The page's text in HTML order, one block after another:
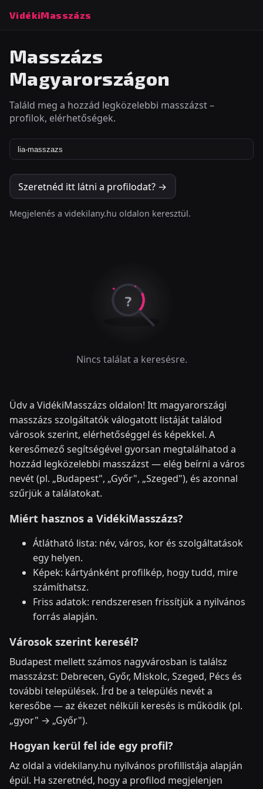
VidékiMasszázs
Masszázs
Magyarországon
Találd meg a hozzád legközelebbi masszázst –
profilok, elérhetőségek.
Szeretnéd itt látni a profilodat? →
Megjelenés a videkilany.hu oldalon keresztül.
Nincs találat a keresésre.
Üdv a VidékiMasszázs oldalon! Itt magyarországi
masszázs szolgáltatók válogatott listáját találod
városok szerint, elérhetőséggel és képekkel. A
keresőmező segítségével gyorsan megtalálhatod a
hozzád legközelebbi masszázst — elég beírni a város
nevét (pl. „Budapest", „Győr", „Szeged"), és azonnal
szűrjük a találatokat.
Miért hasznos a VidékiMasszázs?
Átlátható lista: név, város, kor és szolgáltatások
egy helyen.
Képek: kártyánként profilkép, hogy tudd, mire
számíthatsz.
Friss adatok: rendszeresen frissítjük a nyilvános
forrás alapján.
Városok szerint keresél?
Budapest mellett számos nagyvárosban is találsz
masszázst: Debrecen, Győr, Miskolc, Szeged, Pécs és
további települések. Írd be a település nevét a
keresőbe — az ékezet nélküli keresés is működik (pl.
„gyor" → „Győr").
Hogyan kerül fel ide egy profil?
Az oldal a videkilany.hu nyilvános profillistája alapján
épül. Ha szeretnéd, hogy a profilod megjelenjen